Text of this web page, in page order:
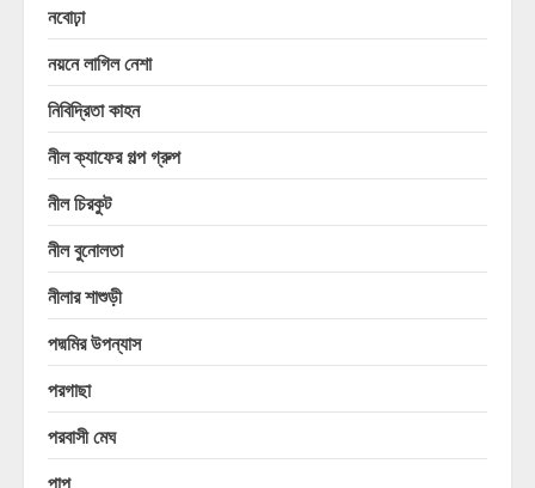
নবোঢ়া
নয়নে লাগিল নেশা
নিবিদ্রিতা কাহন
নীল ক্যাফের গল্প গ্রুপ
নীল চিরকুট
নীল বুনোলতা
নীলার শাশুড়ী
পদ্মমির উপন্যাস
পরগাছা
পরবাসী মেঘ
পাপ